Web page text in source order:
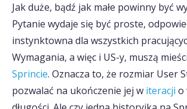
Jak duże, bądź jak małe powinny być
Pytanie wydaje się być proste,
instynktowna dla wszystkich
Wymagania, a więc i US-y, muszą
Sprincie. Oznacza to, że rozmiar User
pozwalać na ukończenie jej w iteracji o